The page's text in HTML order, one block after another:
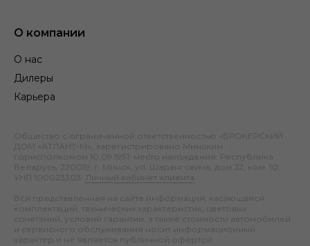
О компании
О нас
Дилеры
Карьера
Общество с ограниченной ответственностью «БРОКЕРСКИЙ
ДОМ «АТЛАНТ-М», зарегистрировано Минским
горисполкомом 10.09.1991; место нахождения: Республика
Беларусь, 220019, г. Минск, ул. Шаранговича, дом 22, ком. 10;
УНП 100023303.
Личный кабинет клиента
Вся представленная на сайте информация, касающаяся
комплектаций, технических характеристик, цветовых
сочетаний, условий гарантии, а также стоимости автомобилей
и сервисного обслуживания носит информационный
характер и не является публичной офертой.